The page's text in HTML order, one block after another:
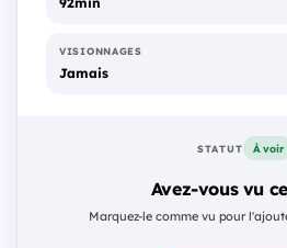
VISIONNAGES
Jamais
STATUT À voir
Avez-vous vu
Marquez-le comme vu pour